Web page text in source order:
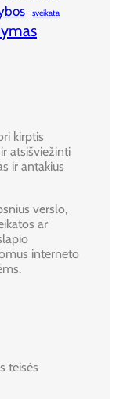
sveikata
kirptis
atsišviežinti
ir antakius
verslo,
ar
interneto
teisės